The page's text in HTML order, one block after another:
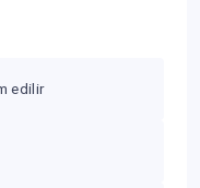
edilir